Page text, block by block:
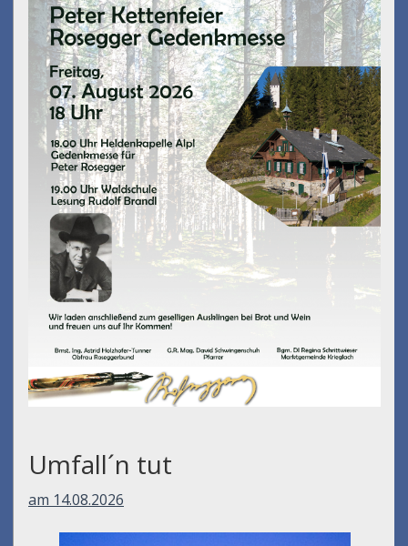
Umfall´n tut
am 14.08.2026